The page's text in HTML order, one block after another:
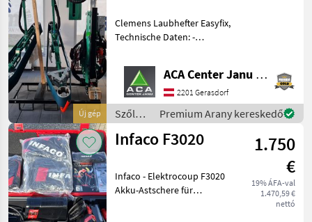
Új gép
Clemens Laubhefter Easyfix,
Technische Daten: -
5 km/h - Kapazität Magazin
Clips: 300 Stück -
Garnbremse für die
Vorspannung - Die
ACA Center Janu GmbH
2201 Gerasdorf
Szőlészeti
gépek /
Sonstige
Premium Arany kereskedő
Infaco F3020
1.750
€
19% ÁFA-val
1.470,59 €
nettó
Infaco - Elektrocoup F3020
Akku-Astschere für